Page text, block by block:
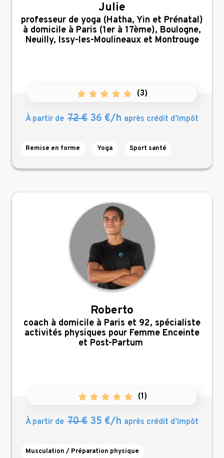
Julie
,
professeur de yoga (Hatha, Yin et Prénatal)
à domicile à Paris (1er à 17ème), Boulogne,
Neuilly, Issy-les-Moulineaux et Montrouge
(3)
À partir de 72 € 36 €/h après crédit d’impôt
Remise en forme Yoga Sport santé
Roberto
,
coach à domicile à Paris et 92, spécialiste
activités physiques pour Femme Enceinte
et Post-Partum
(1)
À partir de 70 € 35 €/h après crédit d’impôt
Musculation / Préparation physique